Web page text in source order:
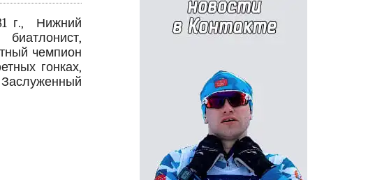
г., Нижний
чемпион
гонках,
Заслуженный